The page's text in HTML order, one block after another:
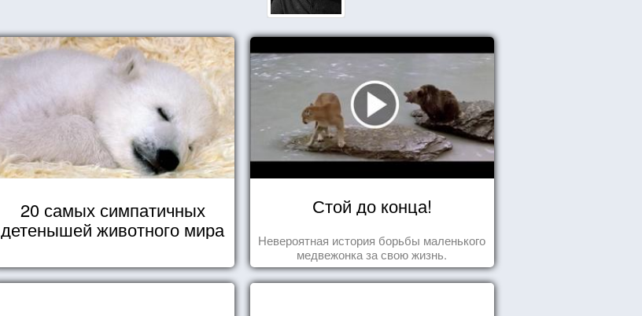
20 самых симпатичных
детенышей животного мира
Стой до конца!
Невероятная история борьбы маленького
медвежонка за свою жизнь.